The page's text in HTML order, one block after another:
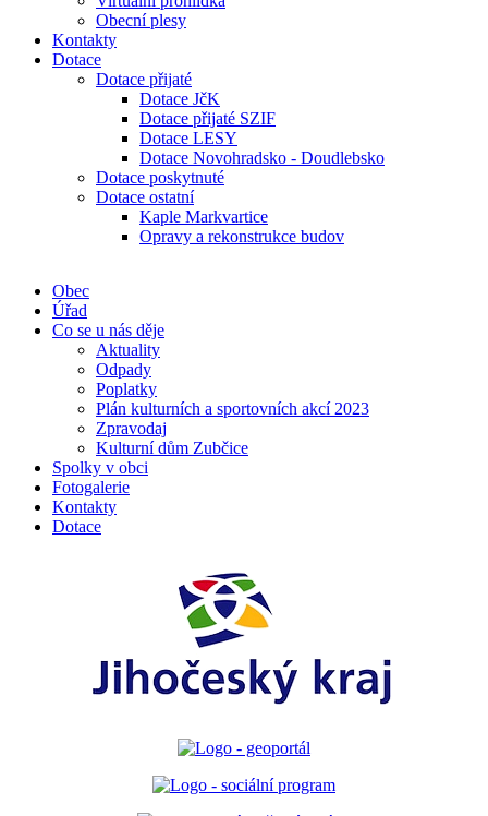
Obecní plesy
Kontakty
Dotace
Dotace přijaté
Dotace JčK
Dotace přijaté SZIF
Dotace LESY
Dotace Novohradsko - Doudlebsko
Dotace poskytnuté
Dotace ostatní
Kaple Markvartice
Opravy a rekonstrukce budov
Obec
Úřad
Co se u nás děje
Aktuality
Odpady
Poplatky
Plán kulturních a sportovních akcí 2023
Zpravodaj
Kulturní dům Zubčice
Spolky v obci
Fotogalerie
Kontakty
Dotace